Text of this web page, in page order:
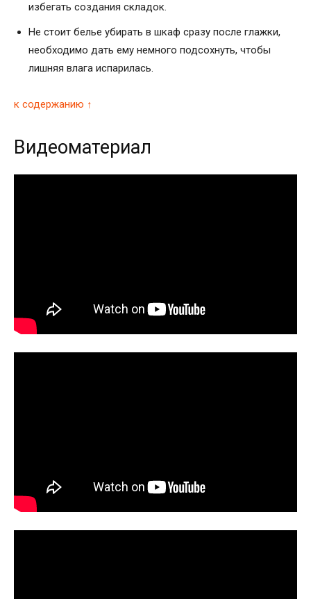
избегать создания складок.
Не стоит белье убирать в шкаф сразу после глажки,
необходимо дать ему немного подсохнуть, чтобы
лишняя влага испарилась.
к содержанию ↑
Видеоматериал